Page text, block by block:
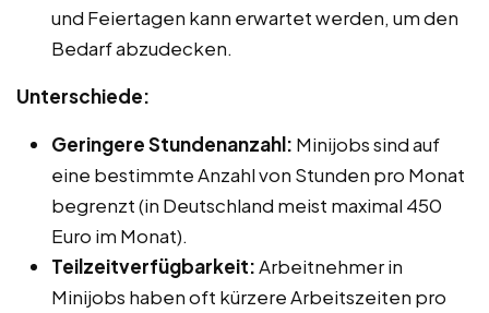
und Feiertagen kann erwartet werden, um den
Bedarf abzudecken.
Unterschiede:
Geringere Stundenanzahl: Minijobs sind auf
eine bestimmte Anzahl von Stunden pro Monat
begrenzt (in Deutschland meist maximal 450
Euro im Monat).
Teilzeitverfügbarkeit:Arbeitnehmer in
Minijobs haben oft kürzere Arbeitszeiten pro